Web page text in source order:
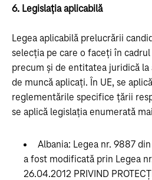
6. Legislația aplicabilă
Legea aplicabilă prelucrării
selecția pe care o faceți în
precum și de entitatea juridică
de muncă aplicați. În UE, se
reglementările specifice țării
se aplică legislația enumerată
Albania: Legea nr. 9887
a fost modificată prin Legea
26.04.2012 PRIVIND